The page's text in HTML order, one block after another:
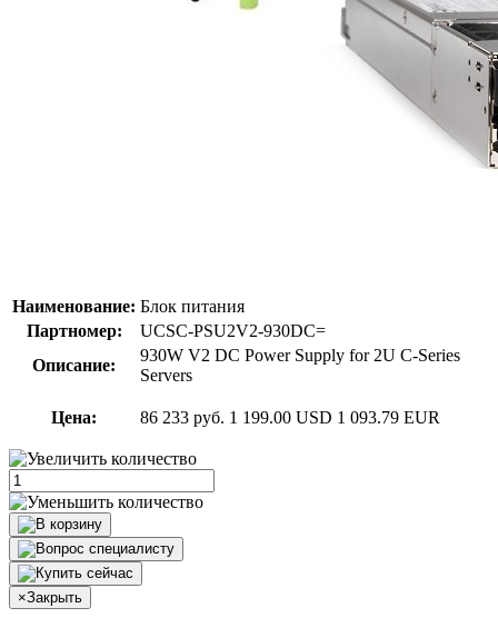
Наименование: Блок питания
Партномер:
UCSC-PSU2V2-930DC=
Описание:
930W V2 DC Power Supply for 2U C-Series
Servers
Цена: 86 233 руб. 1 199.00 USD 1 093.79 EUR
×Закрыть